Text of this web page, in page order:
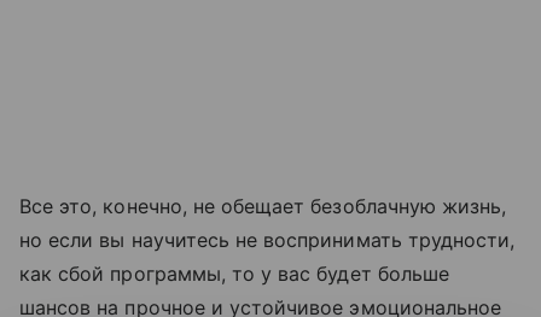
Все это, конечно, не обещает безоблачную жизнь,
но если вы научитесь не воспринимать трудности,
как сбой программы, то у вас будет больше
шансов на прочное и устойчивое эмоциональное